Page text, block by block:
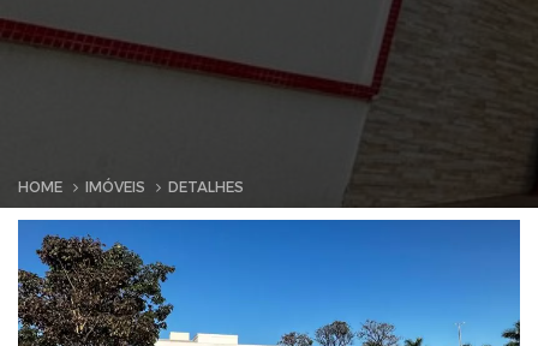
HOME IMÓVEIS DETALHES